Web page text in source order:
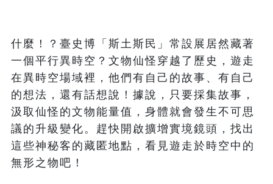
什麼！？臺史博「斯土斯民」常設展居然藏著
一個平行異時空？文物仙怪穿越了歷史，遊走
在異時空場域裡，他們有自己的故事、有自己
的想法，還有話想說！據說，只要採集故事，
汲取仙怪的文物能量值，身體就會發生不可思
議的升級變化。趕快開啟擴增實境鏡頭，找出
這些神秘客的藏匿地點，看見遊走於時空中的
無形之物吧！